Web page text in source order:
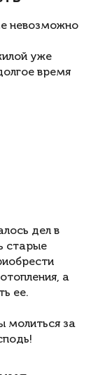
невозможно
уже
время
дел в
старые
а
ее.
молиться за